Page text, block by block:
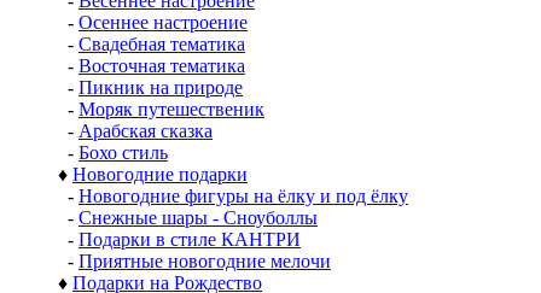
- Осеннее настроение
- Свадебная тематика
- Восточная тематика
- Пикник на природе
- Моряк путешественик
- Арабская сказка
- Бохо стиль
♦ Новогодние подарки
- Новогодние фигуры на ёлку и под ёлку
- Снежные шары - Сноуболлы
- Подарки в стиле КАНТРИ
- Приятные новогодние мелочи
♦ Подарки на Рождество